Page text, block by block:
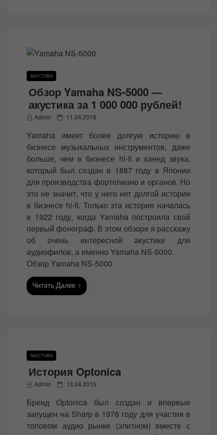
АКУСТИКА
Обзор Yamaha NS-5000 —
акустика за 1 000 000 рублей!
Admin
P
s
t
e
d
o
n
11.04.2018
Yamaha имеет более долгую историю в
бизнесе музыкальных инструментов, даже
больше, чем в бизнесе hi-fi и хаенд звука,
который был создан в 1887 году в Японии
для производства фортепиано и органов. Но
это не значит, что у него нет долгой истории
в бизнесе hi-fi. Только эта история началась
в 1922 году, когда Yamaha построила свой
первый фонограф. В этом обзоре я расскажу
об очень интересной акустике для
аудиофилов, а именно Yamaha NS-5000.
Обзор Yamaha NS-5000
Читать Далее
АКУСТИКА
История Optonica
Admin
P
s
t
e
13.04.2015
Бренд Optonica был создан и впервые
запущен на Sharp в 1976 году для участия в
топовом аудио рынке (элитном) вместе с